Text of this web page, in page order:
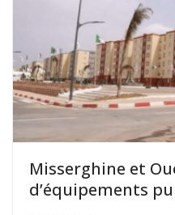
Misserghine et
d’équipements